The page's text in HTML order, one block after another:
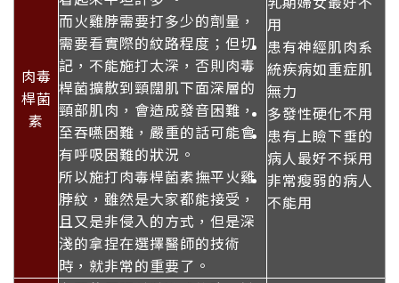
肉毒
桿菌
素
而火雞脖需要打多少的劑量，
需要看實際的紋路程度；但切
記，不能施打太深，否則肉毒
桿菌擴散到頸闊肌下面深層的
頸部肌肉，會造成發音困難，
至吞嚥困難，嚴重的話可能會
有呼吸困難的狀況。
所以施打肉毒桿菌素撫平火雞
脖紋，雖然是大家都能接受，
且又是非侵入的方式，但是深
淺的拿捏在選擇醫師的技術
時，就非常的重要了。
用
患有神經肌肉系
統疾病如重症肌
無力
多發性硬化不用
患有上瞼下垂的
病人最好不採用
非常瘦弱的病人
不能用